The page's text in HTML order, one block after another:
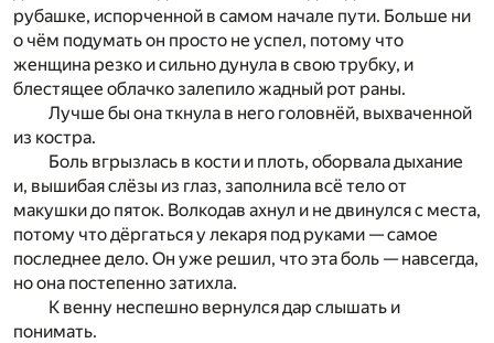
рубашке, испорченной в самом начале пути. Больше ни
о чём подумать он просто не успел, потому что
женщина резко и сильно дунула в свою трубку, и
блестящее облачко залепило жадный рот раны.
Лучше бы она ткнула в него головнёй, выхваченной
из костра.
Боль вгрызлась в кости и плоть, оборвала дыхание
и, вышибая слёзы из глаз, заполнила всё тело от
макушки до пяток. Волкодав ахнул и не двинулся с места,
пото­му что дёргаться у лекаря под руками — самое
последнее дело. Он уже решил, что эта боль — навсегда,
но она постепенно затихла.
К венну неспешно вернулся дар слышать и
понимать.